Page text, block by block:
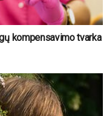
kompensavimo tvarka